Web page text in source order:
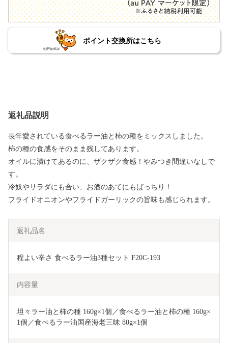
ポイント交換所はこちら
返礼品説明
長年愛されている食べるラー油と柿の種をミックスしました。
柿の種の食感をそのまま残してあります。
オイルに漬けてあるのに、ザクザク食感！やみつき間違いなしで
す。
冷奴やサラダにも合い、お酒のあてにもばっちり！
フライドオニオンやフライドガーリックの旨味も感じられます。
返礼品名
程よい辛さ 食べるラー油3種セット F20C-193
内容量
坦々ラー油と柿の種 160g×1個／食べるラー油と柿の種 160g×
1個／食べるラー油国産海老三昧 80g×1個